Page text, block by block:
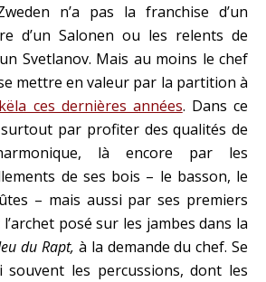
n’a pas la franchise d’un
d’un Salonen ou les relents de
Svetlanov. Mais au moins le chef
mettre en valeur par la partition à
ces dernières années. Dans ce
par profiter des qualités de
là encore par les
de ses bois – le basson, le
– mais aussi par ses premiers
posé sur les jambes dans la
du Rapt, à la demande du chef. Se
souvent les percussions, dont les